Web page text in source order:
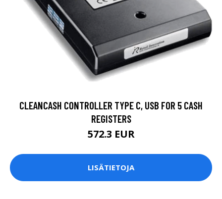
CLEANCASH CONTROLLER TYPE C, USB FOR 5 CASH
REGISTERS
572.3 EUR
LISÄTIETOJA